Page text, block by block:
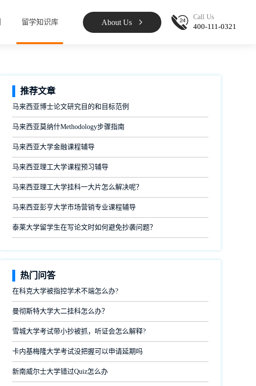
留学知识库 About Us
Call Us
400-111-0321
推荐文章
马来西亚博士论文研究目的和目标范例
马来西亚莫纳什Methodology步骤指南
马来西亚大学金融课程辅导
马来西亚理工大学课程预习辅导
马来西亚理工大学挂科一大片怎么解决呢？
马来西亚彭亨大学市场营销专业课程辅导
泰莱大学留学生在写论文时如何避免抄袭问题？
热门问答
在科克大学被指控学术不端怎么办?
曼彻斯特大学大二挂科怎么办？
雪城大学考试带小抄被抓，听证会怎么解释?
卡内基梅隆大学考试没把握可以申请延期吗
新南威尔士大学错过Quiz怎么办